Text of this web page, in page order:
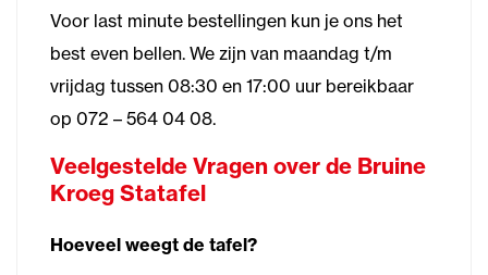
Voor last minute bestellingen kun je ons het
best even bellen. We zijn van maandag t/m
vrijdag tussen 08:30 en 17:00 uur bereikbaar
op 072 – 564 04 08.
Veelgestelde Vragen over de Bruine
Kroeg Statafel
Hoeveel weegt de tafel?